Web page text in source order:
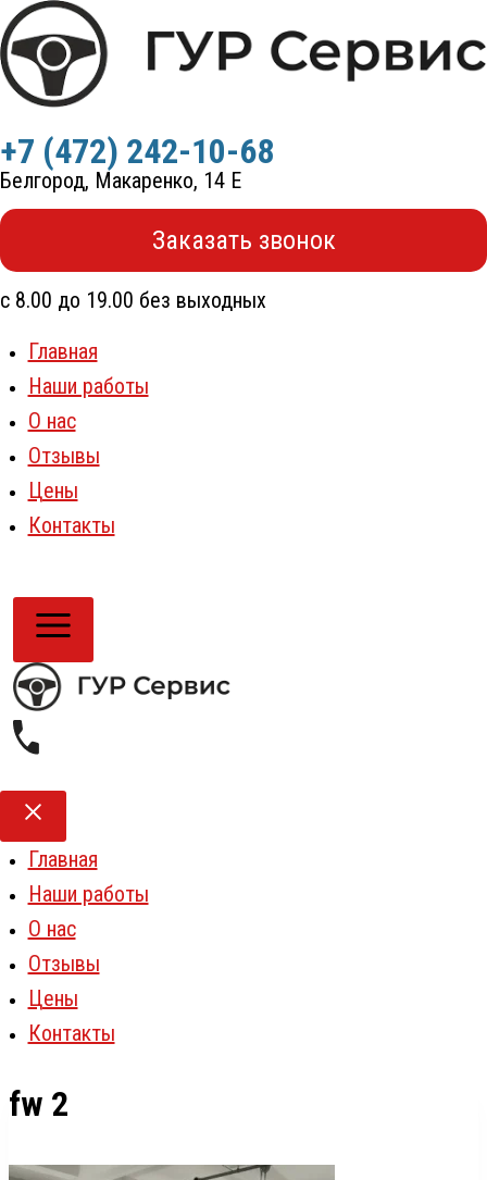
Перейти
к
содержимому
+7 (472) 242-10-68
Белгород, Макаренко, 14 Е
Заказать звонок
с 8.00 до 19.00 без выходных
Главная
Наши работы
О нас
Отзывы
Цены
Контакты
Главная
Наши работы
О нас
Отзывы
Цены
Контакты
fw 2